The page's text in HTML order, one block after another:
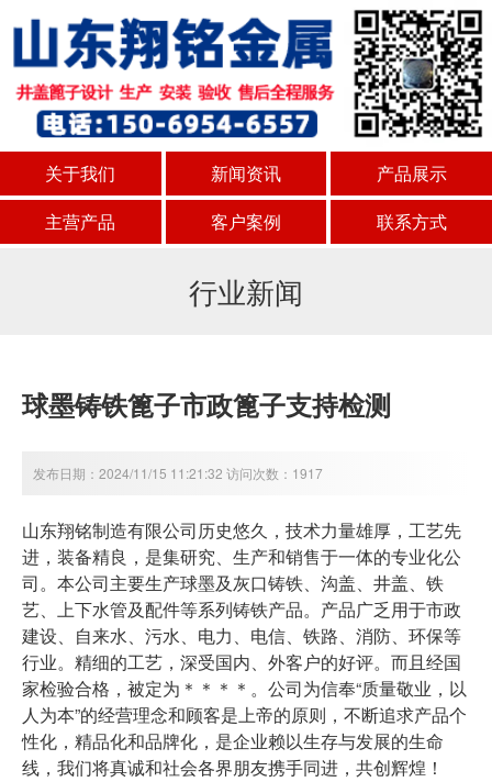
关于我们 新闻资讯
产品展示
主营产品
客户案例 联系方式
行业新闻
球墨铸铁篦子市政篦子支持检测
发布日期：2024/11/15 11:21:32 访问次数：1917
山东翔铭制造有限公司历史悠久，技术力量雄厚，工艺先
进，装备精良，是集研究、生产和销售于一体的专业化公
司。本公司主要生产球墨及灰口铸铁、沟盖、井盖、铁
艺、上下水管及配件等系列铸铁产品。产品广乏用于市政
建设、自来水、污水、电力、电信、铁路、消防、环保等
行业。精细的工艺，深受国内、外客户的好评。而且经国
家检验合格，被定为＊＊＊＊。公司为信奉“质量敬业，以
人为本”的经营理念和顾客是上帝的原则，不断追求产品个
性化，精品化和品牌化，是企业赖以生存与发展的生命
线，我们将真诚和社会各界朋友携手同进，共创辉煌！